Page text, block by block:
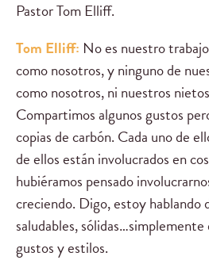
Pastor Tom Elliff.
Tom Elliff: No es nuestro
como nosotros, y ninguno de
como nosotros, ni nuestros
Compartimos algunos gustos
copias de carbón. Cada uno de
de ellos están involucrados en
hubiéramos pensado
creciendo. Digo, estoy hablando
saludables,
gustos y estilos.